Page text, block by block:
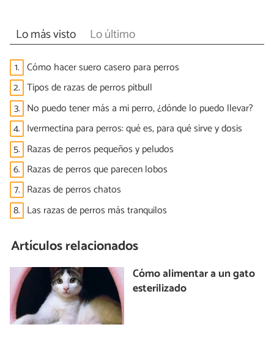
Lo más visto Lo último
1. Cómo hacer suero casero para perros
2. Tipos de razas de perros pitbull
3. No puedo tener más a mi perro, ¿dónde lo puedo llevar?
4. Ivermectina para perros: qué es, para qué sirve y dosis
5. Razas de perros pequeños y peludos
6. Razas de perros que parecen lobos
7. Razas de perros chatos
8. Las razas de perros más tranquilos
Artículos relacionados
Cómo alimentar a un gato
esterilizado